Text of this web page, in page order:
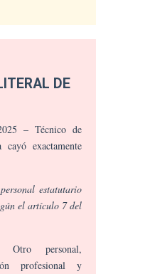
DE
– Técnico de
exactamente
estatutario
el artículo 7 del
Otro personal,
profesional y